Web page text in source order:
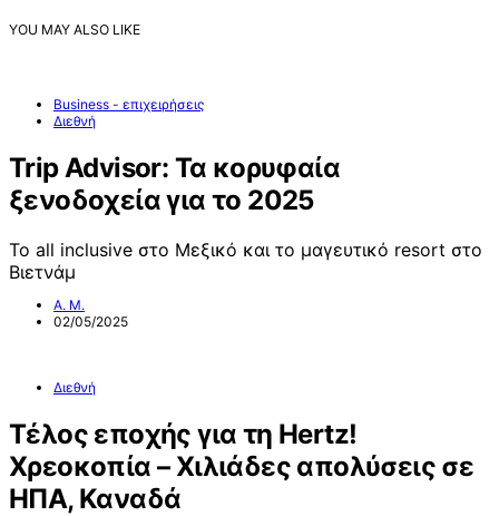
YOU MAY ALSO LIKE
Business - επιχειρήσεις
Διεθνή
Trip Advisor: Τα κορυφαία
ξενοδοχεία για το 2025
Το all inclusive στο Μεξικό και το μαγευτικό resort στο
Βιετνάμ
Α. Μ.
02/05/2025
Διεθνή
Τέλος εποχής για τη Hertz!
Χρεοκοπία – Χιλιάδες απολύσεις σε
ΗΠΑ, Καναδά